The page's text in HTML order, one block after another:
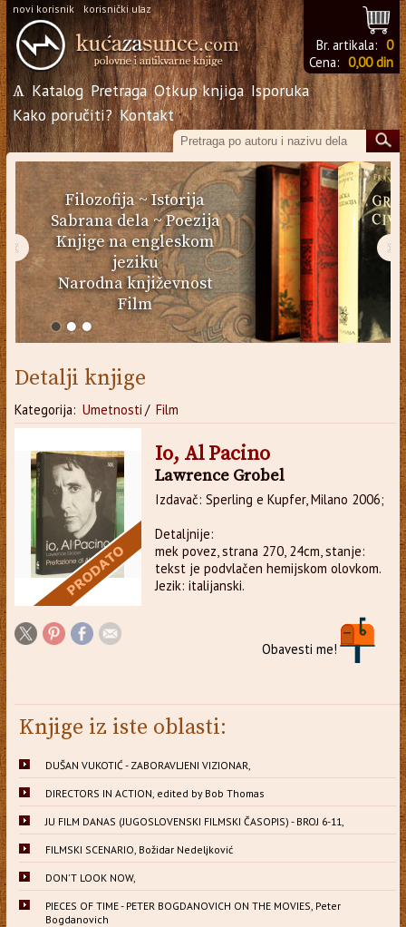
novi korisnik korisnički ulaz
Br. artikala: 0
Cena: 0,00 din
Ѧ Katalog Pretraga Otkup knjiga Isporuka
Kako poručiti? Kontakt
Filozofija~Istorija
Sabrana dela~Poezija
Knjige na engleskom
jeziku
Narodna književnost
Film
‹ ›
Detalji knjige
Kategorija: Umetnosti / Film
Io, Al Pacino
Lawrence Grobel
Izdavač: Sperling e Kupfer, Milano 2006;
Detaljnije:
mek povez, strana 270, 24cm, stanje:
tekst je podvlačen hemijskom olovkom.
Jezik: italijanski.
Obavesti me!
Knjige iz iste oblasti:
DUŠAN VUKOTIĆ - ZABORAVLJENI VIZIONAR,
DIRECTORS IN ACTION, edited by Bob Thomas
JU FILM DANAS (JUGOSLOVENSKI FILMSKI ČASOPIS) - BROJ 6-11,
FILMSKI SCENARIO, Božidar Nedeljković
DON'T LOOK NOW,
PIECES OF TIME - PETER BOGDANOVICH ON THE MOVIES, Peter
Bogdanovich